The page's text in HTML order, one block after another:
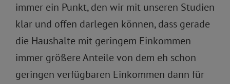
immer ein Punkt, den wir mit unseren Studien
klar und offen darlegen können, dass gerade
die Haushalte mit geringem Einkommen
immer größere Anteile von dem eh schon
geringen verfügbaren Einkommen dann für